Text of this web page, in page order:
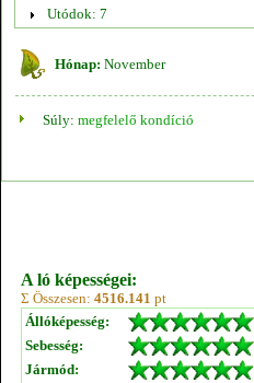
Utódok: 7
Hónap: November
Súly: megfelelő kondíció
A ló képességei:
Σ Összesen: 4516.141 pt
Állóképesség:
Sebesség:
Jármód: